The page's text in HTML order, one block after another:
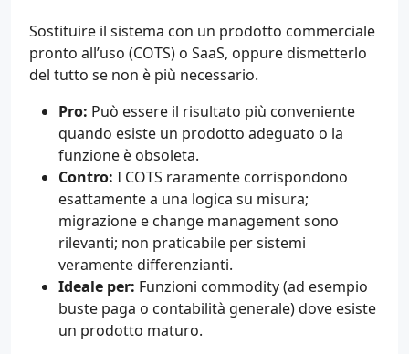
Sostituire il sistema con un prodotto commerciale
pronto all’uso (COTS) o SaaS, oppure dismetterlo
del tutto se non è più necessario.
Pro: Può essere il risultato più conveniente
quando esiste un prodotto adeguato o la
funzione è obsoleta.
Contro: I COTS raramente corrispondono
esattamente a una logica su misura;
migrazione e change management sono
rilevanti; non praticabile per sistemi
veramente differenzianti.
Ideale per: Funzioni commodity (ad esempio
buste paga o contabilità generale) dove esiste
un prodotto maturo.